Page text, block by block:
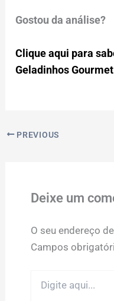
Gostou da análise?
Clique aqui para
Geladinhos
PREVIOUS
Deixe um
O seu endereço
Campos
aqui...